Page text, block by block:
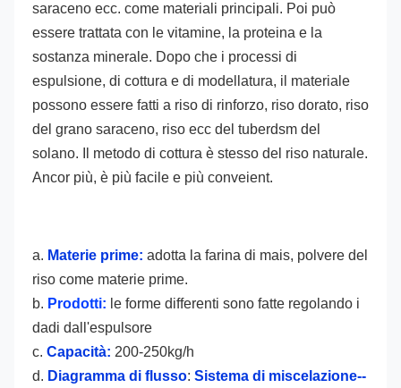
saraceno ecc. come materiali principali. Poi può
essere trattata con le vitamine, la proteina e la
sostanza minerale. Dopo che i processi di
espulsione, di cottura e di modellatura, il materiale
possono essere fatti a riso di rinforzo, riso dorato, riso
del grano saraceno, riso ecc del tuberdsm del
solano. Il metodo di cottura è stesso del riso naturale.
Ancor più, è più facile e più conveient.
a. Materie prime: adotta la farina di mais, polvere del
riso come materie prime.
b. Prodotti: le forme differenti sono fatte regolando i
dadi dall'espulsore
c. Capacità: 200-250kg/h
d. Diagramma di flusso: Sistema di miscelazione--